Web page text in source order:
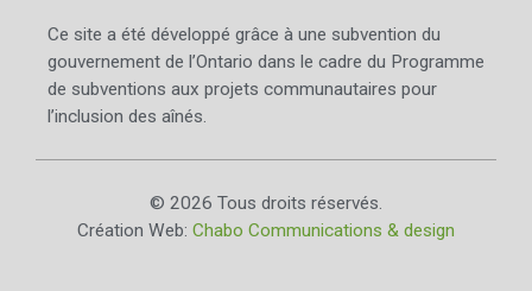
Ce site a été développé grâce à une subvention du
gouvernement de l’Ontario dans le cadre du Programme
de subventions aux projets communautaires pour
l’inclusion des aînés.
© 2026 Tous droits réservés.
Création Web: Chabo Communications & design